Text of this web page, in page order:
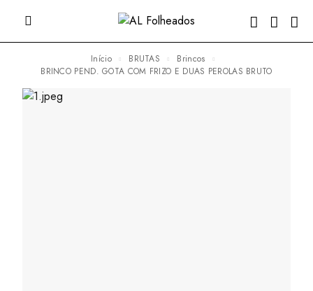
Início BRUTAS
Brincos
BRINCO PEND. GOTA COM FRIZO E DUAS PEROLAS BRUTO